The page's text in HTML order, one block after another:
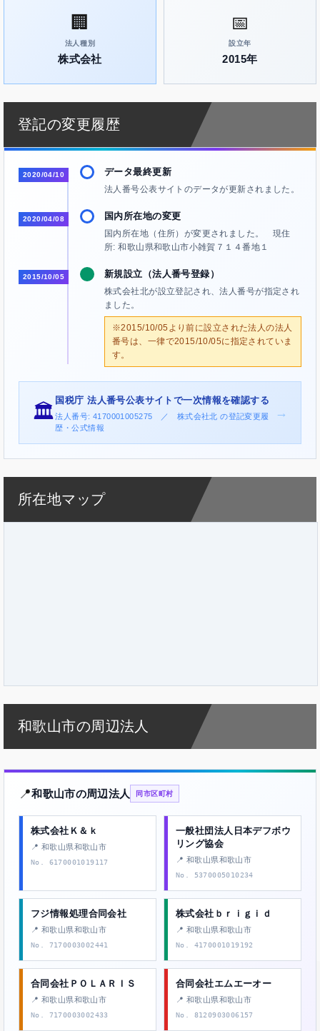
🏢
法人種別
株式会社
📅
設立年
2015年
登記の変更履歴
2020/04/10 データ最終更新
法人番号公表サイトのデータが更新されました。
2020/04/08 国内所在地の変更
国内所在地（住所）が変更されました。 現住
所: 和歌山県和歌山市小雑賀７１４番地１
2015/10/05 新規設立（法人番号登録）
株式会社北が設立登記され、法人番号が指定され
ました。
※2015/10/05より前に設立された法人の法人
番号は、一律で2015/10/05に指定されていま
す。
🏛️
国税庁 法人番号公表サイトで一次情報を確認する
法人番号: 4170001005275 ／ 株式会社北 の登記変更履
歴・公式情報
→
所在地マップ
和歌山市の周辺法人
📍和歌山市の周辺法人 同市区町村
株式会社Ｋ＆ｋ
📍 和歌山県和歌山市
No. 6170001019117
一般社団法人日本デフボウ
リング協会
📍 和歌山県和歌山市
No. 5370005010234
フジ情報処理合同会社
📍 和歌山県和歌山市
No. 7170003002441
株式会社ｂｒｉｇｉｄ
📍 和歌山県和歌山市
No. 4170001019192
合同会社ＰＯＬＡＲＩＳ
📍 和歌山県和歌山市
No. 7170003002433
合同会社エムエーオー
📍 和歌山県和歌山市
No. 8120903006157